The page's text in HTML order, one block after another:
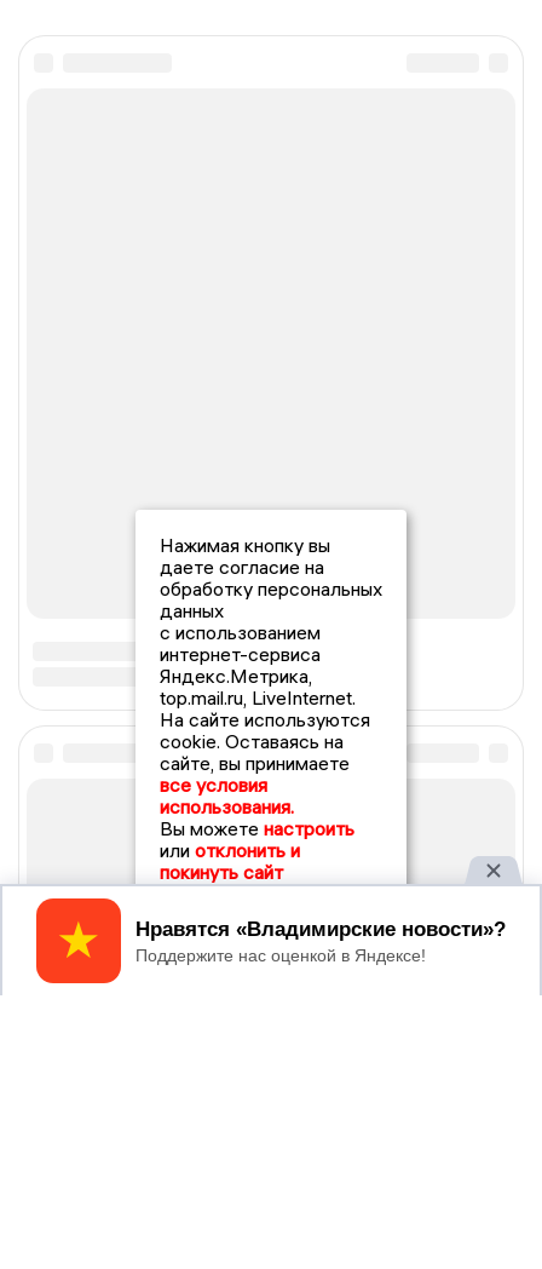
Нажимая кнопку вы
даете согласие на
обработку персональных
данных
с использованием
интернет-сервиса
Яндекс.Метрика,
top.mail.ru, LiveInternet.
На сайте используются
cookie. Оставаясь на
сайте, вы принимаете
все условия
использования.
Вы можете настроить
или отклонить и
покинуть сайт
Принять